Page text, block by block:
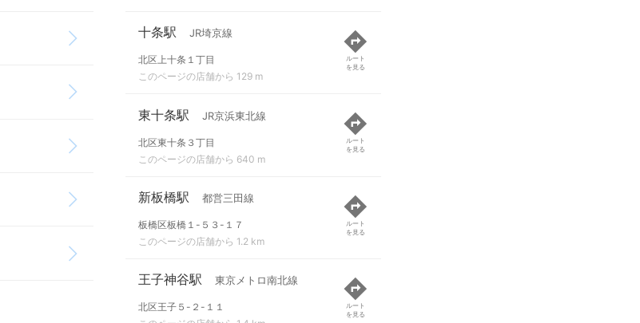
十条駅 JR埼京線
北区上十条１丁目
このページの店舗から 129 m
ルート
を見る
東十条駅 JR京浜東北線
北区東十条３丁目
このページの店舗から 640 m
ルート
を見る
新板橋駅 都営三田線
板橋区板橋１-５３-１７
このページの店舗から 1.2 km
ルート
を見る
王子神谷駅 東京メトロ南北線
北区王子５-２-１１
ルート
を見る